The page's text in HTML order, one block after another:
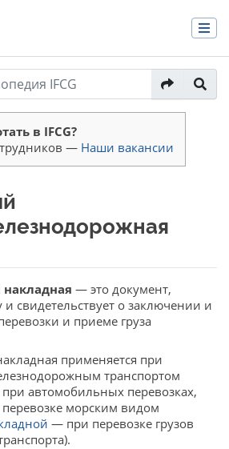
в IFCG?
— Наши вакансии
,поиск
— это документ,
свидетельствует о заключении и
и приеме груза
применяется при
транспортом
автомобильных перевозках,
морским видом
— при перевозке грузов